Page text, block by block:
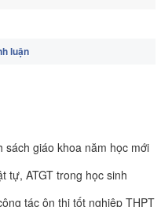
luận
giáo khoa năm học mới
tự, ATGT trong học sinh
tác ôn thi tốt nghiệp THPT